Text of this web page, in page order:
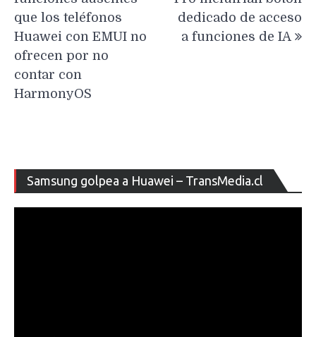
entradas
que los teléfonos
Huawei con EMUI no
ofrecen por no
contar con
HarmonyOS
dedicado de acceso
a funciones de IA
Samsung golpea a Huawei – TransMedia.cl
de